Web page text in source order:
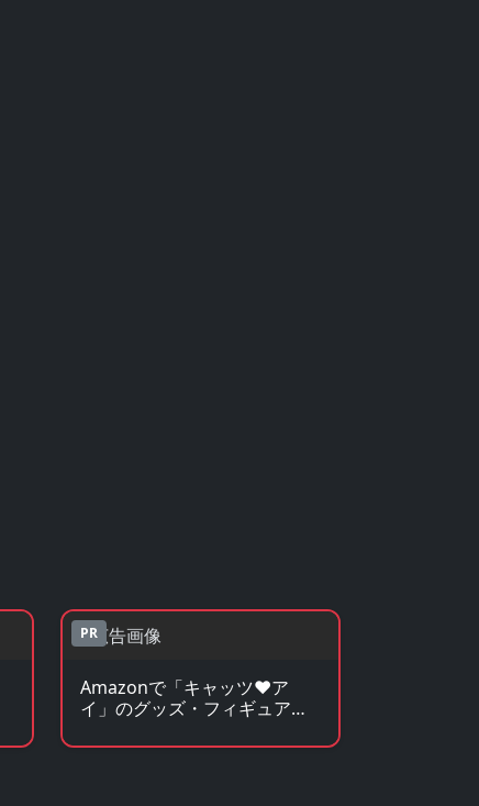
PR
Amazonで「キャッツ♥ア
イ」のグッズ・フィギュアを